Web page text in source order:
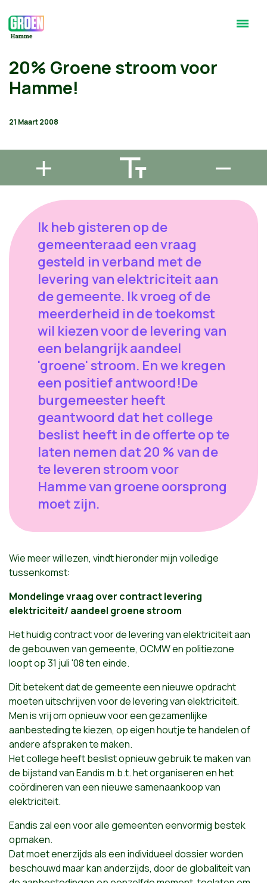
20% Groene stroom voor
Hamme!
21 Maart 2008
Ik heb gisteren op de
gemeenteraad een vraag
gesteld in verband met de
levering van elektriciteit aan
de gemeente. Ik vroeg of de
meerderheid in de toekomst
wil kiezen voor de levering van
een belangrijk aandeel
'groene' stroom. En we kregen
een positief antwoord!De
burgemeester heeft
geantwoord dat het college
beslist heeft in de offerte op te
laten nemen dat 20 % van de
te leveren stroom voor
Hamme van groene oorsprong
moet zijn.
Wie meer wil lezen, vindt hieronder mijn volledige
tussenkomst:
Mondelinge vraag over contract levering
elektriciteit/ aandeel groene stroom
Het huidig contract voor de levering van elektriciteit aan
de gebouwen van gemeente, OCMW en politiezone
loopt op 31 juli '08 ten einde.
Dit betekent dat de gemeente een nieuwe opdracht
moeten uitschrijven voor de levering van elektriciteit.
Men is vrij om opnieuw voor een gezamenlijke
aanbesteding te kiezen, op eigen houtje te handelen of
andere afspraken te maken.
Het college heeft beslist opnieuw gebruik te maken van
de bijstand van Eandis m.b.t. het organiseren en het
coördineren van een nieuwe samenaankoop van
elektriciteit.
Eandis zal een voor alle gemeenten eenvormig bestek
opmaken.
Dat moet enerzijds als een individueel dossier worden
beschouwd maar kan anderzijds, door de globaliteit van